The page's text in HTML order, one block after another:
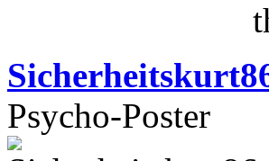
Psycho-Poster